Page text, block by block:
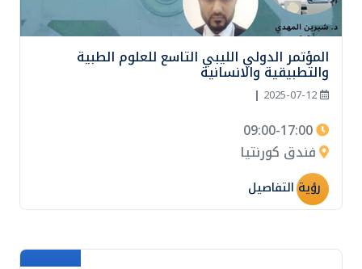
المؤتمر الدولي الليبي التاسع للعلوم الطبية
والتطبيقية والانسانية
2025-07-12
|
09:00-17:00
فندق كورنتيا
رؤية التفاصيل